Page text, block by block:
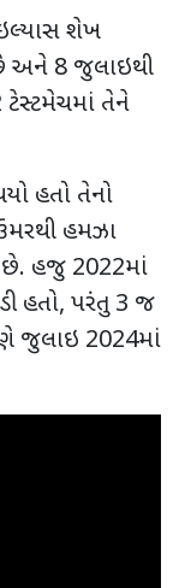
શેખ
અને 8 જુલાઇથી
ટેસ્ટમેચમાં તેને
હતો તેનો
હમઝા
છે. હજુ 2022માં
હતો, પરંતુ 3 જ
જુલાઇ 2024માં